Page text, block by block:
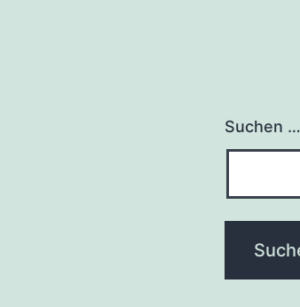
Suchen …